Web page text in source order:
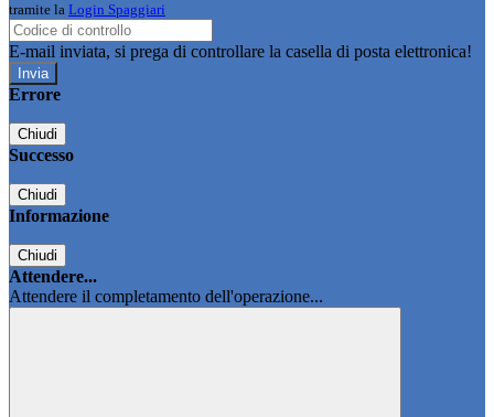
tramite la Login Spaggiari
E-mail inviata, si prega di controllare la casella di posta elettronica!
Errore
Chiudi
Successo
Chiudi
Informazione
Chiudi
Attendere...
Attendere il completamento dell'operazione...